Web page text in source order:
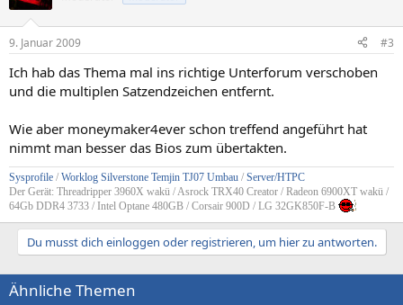
9. Januar 2009 #3
Ich hab das Thema mal ins richtige Unterforum verschoben
und die multiplen Satzendzeichen entfernt.
Wie aber moneymaker4ever schon treffend angeführt hat
nimmt man besser das Bios zum übertakten.
Sysprofile / Worklog Silverstone Temjin TJ07 Umbau / Server/HTPC
Der Gerät: Threadripper 3960X wakü / Asrock TRX40 Creator / Radeon 6900XT wakü /
64Gb DDR4 3733 / Intel Optane 480GB / Corsair 900D / LG 32GK850F-B
Du musst dich einloggen oder registrieren, um hier zu antworten.
Ähnliche Themen